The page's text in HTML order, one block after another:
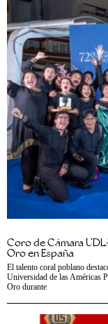
Coro de Cámara
Oro en España
El talento coral poblano
Universidad de las Américas
Oro durante